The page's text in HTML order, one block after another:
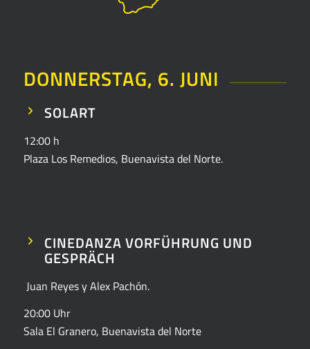
DONNERSTAG, 6. JUNI
SOLART
12:00 h
Plaza Los Remedios, Buenavista del Norte.
CINEDANZA VORFÜHRUNG UND
GESPRÄCH
Juan Reyes y Alex Pachón.
20:00 Uhr
Sala El Granero, Buenavista del Norte